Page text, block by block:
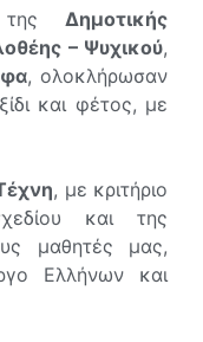
Δημοτικής
– Ψυχικού,
, ολοκλήρωσαν
και φέτος, με
, με κριτήριο
και της
μαθητές μας,
Ελλήνων και